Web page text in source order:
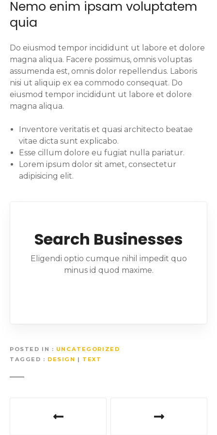
Nemo enim ipsam voluptatem
quia
Do eiusmod tempor incididunt ut labore et dolore
magna aliqua. Facere possimus, omnis voluptas
assumenda est, omnis dolor repellendus. Laboris
nisi ut aliquip ex ea commodo consequat. Do
eiusmod tempor incididunt ut labore et dolore
magna aliqua.
Inventore veritatis et quasi architecto beatae
vitae dicta sunt explicabo.
Esse cillum dolore eu fugiat nulla pariatur.
Lorem ipsum dolor sit amet, consectetur
adipisicing elit.
Search Businesses
Eligendi optio cumque nihil impedit quo
minus id quod maxime.
POSTED IN
UNCATEGORIZED
TAGGED
DESIGN | TEXT